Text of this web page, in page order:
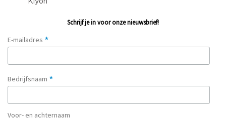
Schrijf je in voor onze nieuwsbrief!
E-mailadres *
Bedrijfsnaam *
Voor- en achternaam